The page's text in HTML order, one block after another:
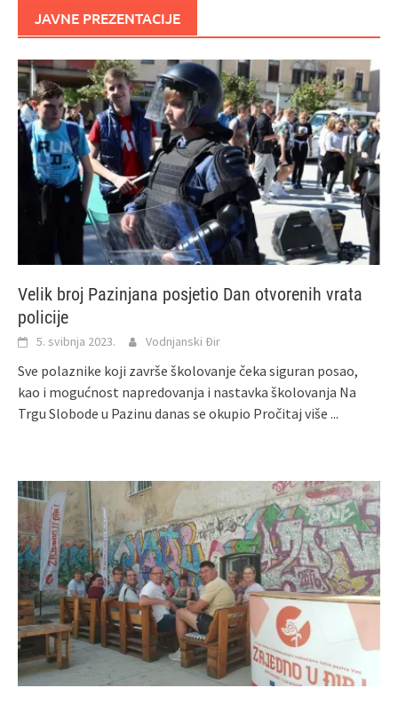
JAVNE PREZENTACIJE
Velik broj Pazinjana posjetio Dan otvorenih vrata
policije
5. svibnja 2023. Vodnjanski Đir
Sve polaznike koji završe školovanje čeka siguran posao,
kao i mogućnost napredovanja i nastavka školovanja Na
Trgu Slobode u Pazinu danas se okupio Pročitaj više ...